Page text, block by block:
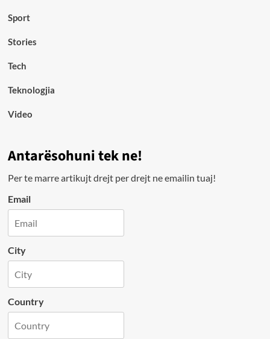
Sport
Stories
Tech
Teknologjia
Video
Antarësohuni tek ne!
Per te marre artikujt drejt per drejt ne emailin tuaj!
Email
City
Country